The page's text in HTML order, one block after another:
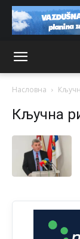
Насловна
Кључна
Vodovodu je
sve šljeglo)
Ako tamo
yбиће га